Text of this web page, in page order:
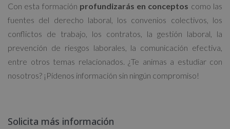
Con esta formación profundizarás en conceptos como las
fuentes del derecho laboral, los convenios colectivos, los
conflictos de trabajo, los contratos, la gestión laboral, la
prevención de riesgos laborales, la comunicación efectiva,
entre otros temas relacionados. ¿Te animas a estudiar con
nosotros? ¡Pídenos información sin ningún compromiso!
Solicita más información